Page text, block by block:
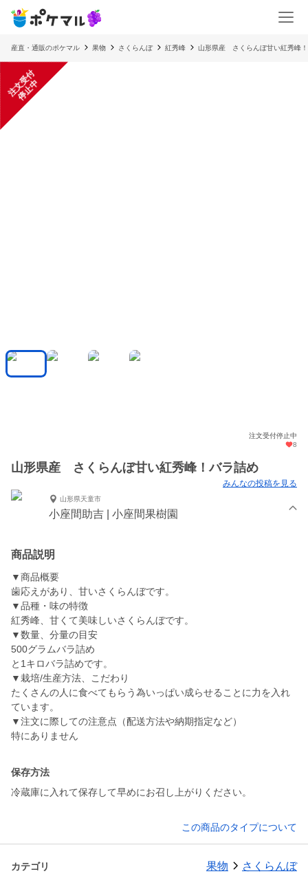
産直・通販のポケマル 果物 さくらんぼ 紅秀峰 山形県産 さくらんぼ甘い紅秀峰
注
文
受
付
停
止
中
注文受付停止中
8
山形県産 さくらんぼ甘い紅秀峰！バラ詰め
みんなの投稿を見る
山形県天童市
小座間助吉 | 小座間果樹園
商品説明
▼商品概要
歯応えがあり、甘いさくらんぼです。
▼品種・味の特徴
紅秀峰、甘くて美味しいさくらんぼです。
▼数量、分量の目安
500グラムバラ詰め
と1キロバラ詰めです。
▼栽培/生産方法、こだわり
たくさんの人に食べてもらう為いっぱい成らせることに力を入れ
ています。
▼注文に際しての注意点（配送方法や納期指定など）
特にありません
保存方法
冷蔵庫に入れて保存して早めにお召し上がりください。
この商品のタイプについて
カテゴリ 果物 さくらんぼ